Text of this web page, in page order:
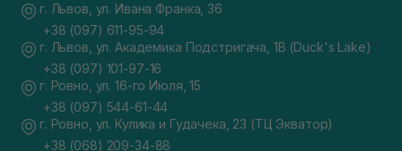
г. Львов, ул. Ивана Франка, 36
+38 (097) 611-95-94
г. Львов, ул. Академика Подстригача, 1В (Duck's Lake)
+38 (097) 101-97-16
г. Ровно, ул. 16-го Июля, 15
+38 (097) 544-61-44
г. Ровно, ул. Кулика и Гудачека, 23 (ТЦ Экватор)
+38 (068) 209-34-88